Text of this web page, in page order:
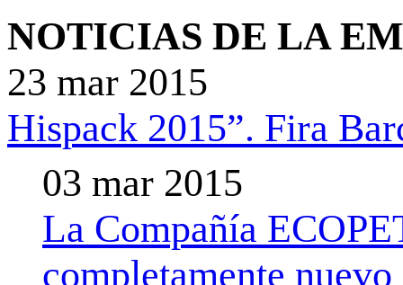
NOTICIAS DE LA
23 mar 2015
Hispack 2015”. Fira
03 mar 2015
La Compañía
completamente